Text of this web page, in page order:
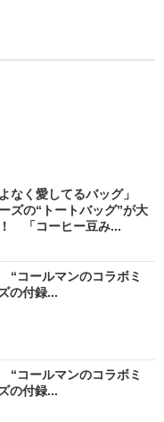
よなく愛してるバッグ」
ズの“トートバッグ”が大
「コーヒー豆み...
“コールマンのコラボミ
の付録...
“コールマンのコラボミ
の付録...